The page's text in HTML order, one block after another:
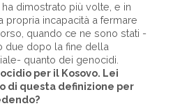
ha dimostrato più volte, e in
propria incapacità a fermare
quando ce ne sono stati -
due dopo la fine della
quanto dei genocidi.
per il Kosovo. Lei
di questa definizione per